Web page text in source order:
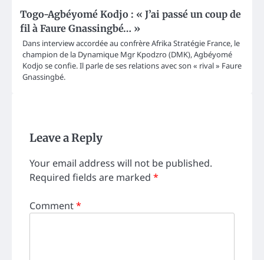
Togo-Agbéyomé Kodjo : « J’ai passé un coup de
fil à Faure Gnassingbé… »
Dans interview accordée au confrère Afrika Stratégie France, le
champion de la Dynamique Mgr Kpodzro (DMK), Agbéyomé
Kodjo se confie. Il parle de ses relations avec son « rival » Faure
Gnassingbé.
Leave a Reply
Your email address will not be published.
Required fields are marked *
Comment*